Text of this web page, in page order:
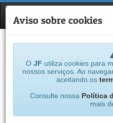
JF
Aviso sobre cookies
O JF utiliza cookies para
nossos serviços. Ao
aceitando os
Consulte nossa Política
mais